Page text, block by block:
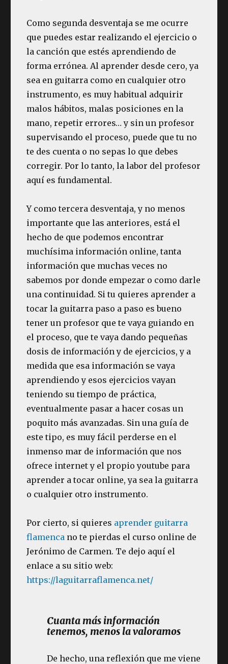
Como segunda desventaja se me ocurre
que puedes estar realizando el ejercicio o
la canción que estés aprendiendo de
forma errónea. Al aprender desde cero, ya
sea en guitarra como en cualquier otro
instrumento, es muy habitual adquirir
malos hábitos, malas posiciones en la
mano, repetir errores… y sin un profesor
supervisando el proceso, puede que tu no
te des cuenta o no sepas lo que debes
corregir. Por lo tanto, la labor del profesor
aquí es fundamental.
Y como tercera desventaja, y no menos
importante que las anteriores, está el
hecho de que podemos encontrar
muchísima información online, tanta
información que muchas veces no
sabemos por donde empezar o como darle
una continuidad. Si tu quieres aprender a
tocar la guitarra paso a paso es bueno
tener un profesor que te vaya guiando en
el proceso, que te vaya dando pequeñas
dosis de información y de ejercicios, y a
medida que esa información se vaya
aprendiendo y esos ejercicios vayan
teniendo su tiempo de práctica,
eventualmente pasar a hacer cosas un
poquito más avanzadas. Sin una guía de
este tipo, es muy fácil perderse en el
inmenso mar de información que nos
ofrece internet y el propio youtube para
aprender a tocar online, ya sea la guitarra
o cualquier otro instrumento.
Por cierto, si quieres aprender guitarra
flamenca no te pierdas el curso online de
Jerónimo de Carmen. Te dejo aquí el
enlace a su sitio web:
https://laguitarraflamenca.net/
Cuanta más información
tenemos, menos la valoramos
De hecho, una reflexión que me viene